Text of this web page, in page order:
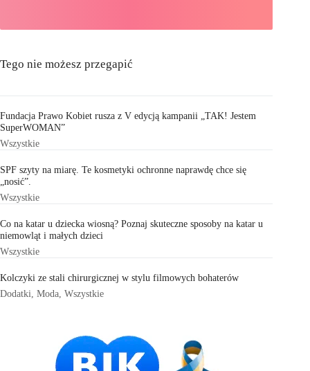
Tego nie możesz przegapić
Fundacja Prawo Kobiet rusza z V edycją kampanii „TAK! Jestem
SuperWOMAN”
Wszystkie
SPF szyty na miarę. Te kosmetyki ochronne naprawdę chce się
„nosić”.
Wszystkie
Co na katar u dziecka wiosną? Poznaj skuteczne sposoby na katar u
niemowląt i małych dzieci
Wszystkie
Kolczyki ze stali chirurgicznej w stylu filmowych bohaterów
Dodatki Moda Wszystkie